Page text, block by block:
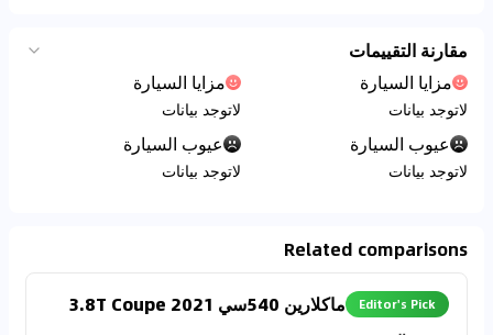
مقارنة التقييمات
مزايا السيارة
لاتوجد بيانات
عيوب السيارة
لاتوجد بيانات
مزايا السيارة
لاتوجد بيانات
عيوب السيارة
لاتوجد بيانات
Related comparisons
Editor's Pick ماكلارين 540سي 2021 3.8T Coupe